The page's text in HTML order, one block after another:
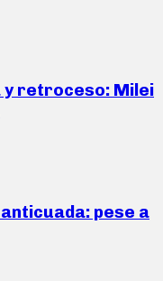
retroceso: Milei
pese a